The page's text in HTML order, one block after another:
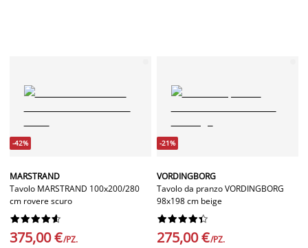
-42%
MARSTRAND
Tavolo MARSTRAND 100x200/280
cm rovere scuro






375,00 €/PZ.
-21%
VORDINGBORG
Tavolo da pranzo VORDINGBORG
98x198 cm beige






275,00 €/PZ.